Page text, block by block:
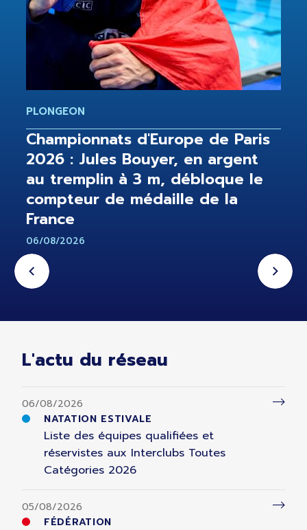
PLONGEON
Championnats d'Europe de Paris
2026 : Jules Bouyer, en argent
au tremplin à 3 m, débloque le
compteur de médaille de la
France
06/08/2026
L'actu du réseau
06/08/2026
NATATION ESTIVALE
Liste des équipes qualifiées et
réservistes aux Interclubs Toutes
Catégories 2026
05/08/2026
FÉDÉRATION